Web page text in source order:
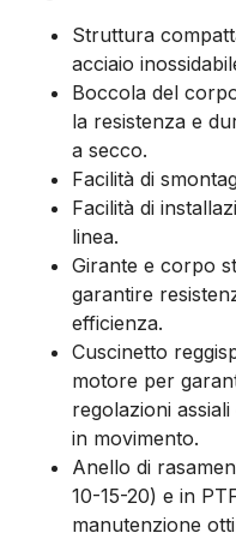
Struttura
acciaio
Boccola del
la resistenza e
a secco.
Facilità di
Facilità di
linea.
Girante e corpo
garantire
efficienza.
Cuscinetto
motore per
regolazioni
in movimento.
Anello di
10-15-20) e in
manutenzione